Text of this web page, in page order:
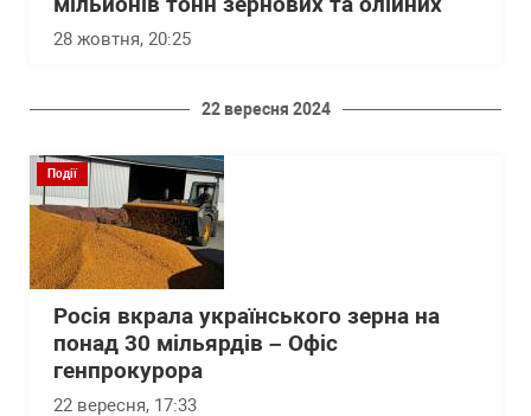
28 жовтня, 20:25
22 вересня 2024
Події
Росія вкрала українського зерна на
понад 30 мільярдів – Офіс
генпрокурора
22 вересня, 17:33